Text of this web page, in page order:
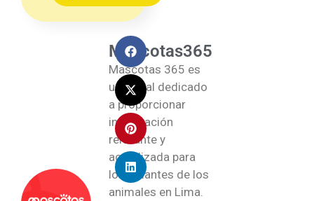
Mascotas365
Mascotas 365 es
un portal dedicado
a proporcionar
información
relevante y
actualizada para
los amantes de los
animales en Lima.